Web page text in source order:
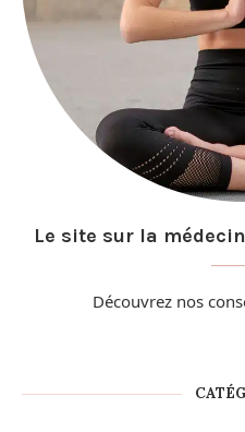
Le site sur la
Découvrez nos